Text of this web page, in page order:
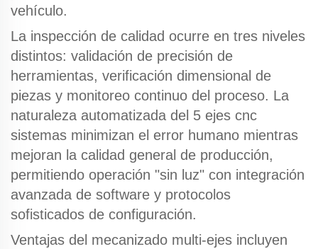
vehículo.
La inspección de calidad ocurre en tres niveles
distintos: validación de precisión de
herramientas, verificación dimensional de
piezas y monitoreo continuo del proceso. La
naturaleza automatizada del 5 ejes cnc
sistemas minimizan el error humano mientras
mejoran la calidad general de producción,
permitiendo operación "sin luz" con integración
avanzada de software y protocolos
sofisticados de configuración.
Ventajas del mecanizado multi-ejes incluyen